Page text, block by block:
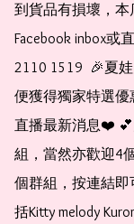
到貨品有損壞，本
Facebook inbox或
2110 1519  🎉夏
便獲得獨家特選
直播最新消息❤️
組，當然亦歡迎4
個群組，按連結即
括Kitty melody